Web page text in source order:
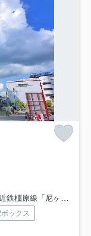
鉄橿原線「尼ヶ辻」駅 徒歩24分
ックス